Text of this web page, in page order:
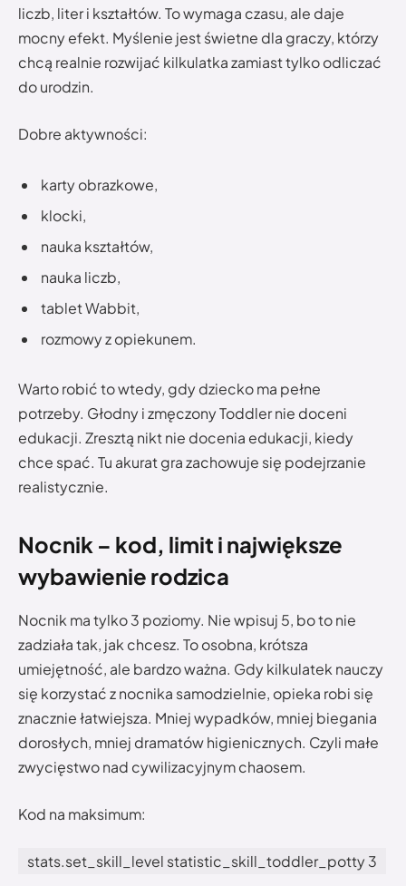
liczb, liter i kształtów. To wymaga czasu, ale daje
mocny efekt. Myślenie jest świetne dla graczy, którzy
chcą realnie rozwijać kilkulatka zamiast tylko odliczać
do urodzin.
Dobre aktywności:
karty obrazkowe,
klocki,
nauka kształtów,
nauka liczb,
tablet Wabbit,
rozmowy z opiekunem.
Warto robić to wtedy, gdy dziecko ma pełne
potrzeby. Głodny i zmęczony Toddler nie doceni
edukacji. Zresztą nikt nie docenia edukacji, kiedy
chce spać. Tu akurat gra zachowuje się podejrzanie
realistycznie.
Nocnik – kod, limit i największe
wybawienie rodzica
Nocnik ma tylko 3 poziomy. Nie wpisuj 5, bo to nie
zadziała tak, jak chcesz. To osobna, krótsza
umiejętność, ale bardzo ważna. Gdy kilkulatek nauczy
się korzystać z nocnika samodzielnie, opieka robi się
znacznie łatwiejsza. Mniej wypadków, mniej biegania
dorosłych, mniej dramatów higienicznych. Czyli małe
zwycięstwo nad cywilizacyjnym chaosem.
Kod na maksimum:
stats.set_skill_level statistic_skill_toddler_potty 3